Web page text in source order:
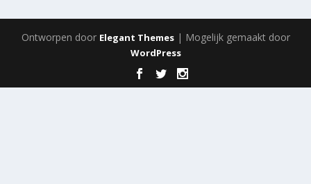
Ontworpen door Elegant Themes| Mogelijk gemaakt door
WordPress